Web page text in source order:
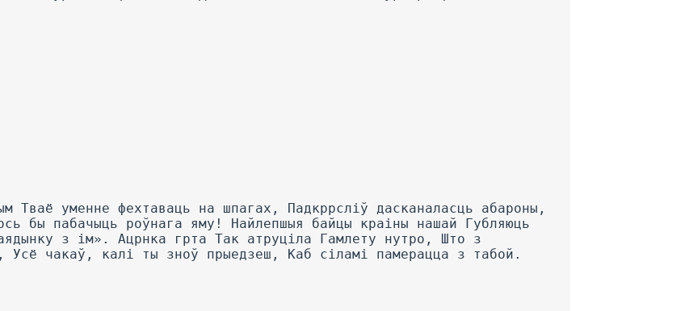
Тваё уменне фехтаваць на шпагах, Падкррсліў дасканаласць абароны,
бы пабачыць роўнага яму! Найлепшыя байцы краіны нашай Губляюць
з ім». Ацрнка грта Так атруціла Гамлету нутро, Што з
Усё чакаў, калі ты зноў прыедзеш, Каб сіламі памерацца з табой.